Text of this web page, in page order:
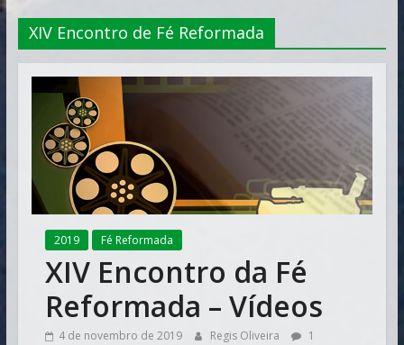
XIV Encontro de Fé Reformada
2019 Fé Reformada
XIV Encontro da Fé
Reformada – Vídeos
4 de novembro de 2019 Regis Oliveira
1